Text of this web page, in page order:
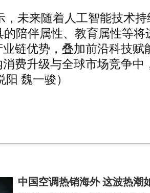
，未来随着人工智能技术
陪伴属性、教育属性等将
链优势，叠加前沿科技赋
费升级与全球市场竞争中
魏一骏）
中国空调热销海外 这波热潮